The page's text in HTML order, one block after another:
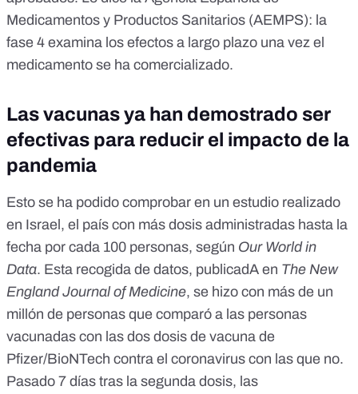
Medicamentos y Productos Sanitarios (AEMPS): la
fase 4 examina los efectos a largo plazo una vez el
medicamento se ha comercializado.
Las vacunas ya han demostrado ser
efectivas para reducir el impacto de la
pandemia
Esto se ha podido comprobar en un estudio realizado
en Israel, el país con más dosis administradas hasta la
fecha por cada 100 personas, según Our World in
Data. Esta recogida de datos, publicadA en The New
England Journal of Medicine, se hizo con más de un
millón de personas que comparó a las personas
vacunadas con las dos dosis de vacuna de
Pfizer/BioNTech contra el coronavirus con las que no.
Pasado 7 días tras la segunda dosis, las